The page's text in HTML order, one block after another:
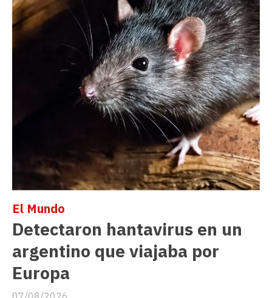
Detectaron hantavirus en un
argentino que viajaba por
Europa
El Mundo